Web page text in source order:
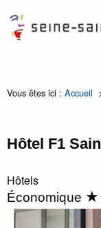
Vous êtes ici : Accueil
Hôtel F1
Hôtels
Économique ★